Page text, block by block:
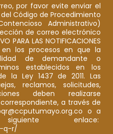
por favor evite enviar el
Código de Procedimiento
Administrativo)
de correo electrónico
PARA LAS NOTIFICACIONES
en los procesos en que la
de demandante o
establecidos en los
la Ley 1437 de 2011. Las
reclamos, solicitudes,
deben realizarse
a través de
o a
enlace:
q-r/